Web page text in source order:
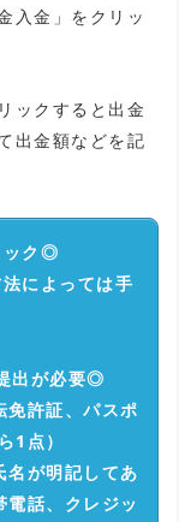
入金」をクリッ
ックすると出金
出金額などを記
ック◎
によっては手
！
出が必要◎
免許証、パスポ
1点）
が明記してあ
電話、クレジッ